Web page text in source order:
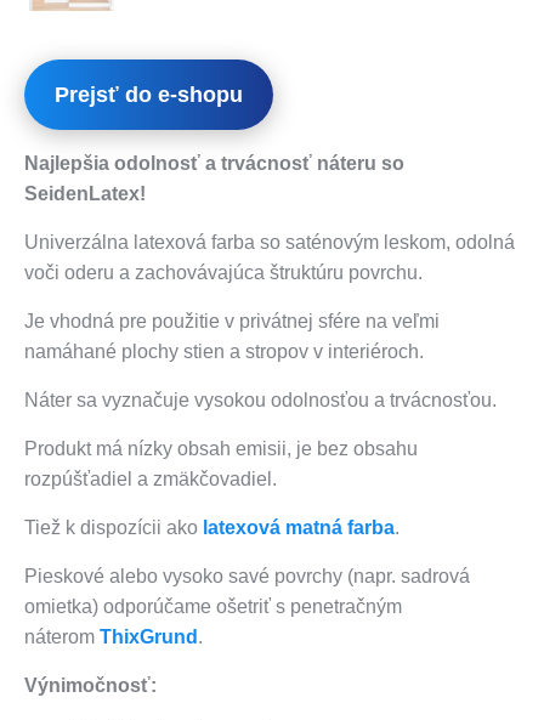
Prejsť do e-shopu
Najlepšia odolnosť a trvácnosť náteru so
SeidenLatex!
Univerzálna latexová farba so saténovým leskom, odolná
voči oderu a zachovávajúca štruktúru povrchu.
Je vhodná pre použitie v privátnej sfére na veľmi
namáhané plochy stien a stropov v interiéroch.
Náter sa vyznačuje vysokou odolnosťou a trvácnosťou.
Produkt má nízky obsah emisii, je bez obsahu
rozpúšťadiel a zmäkčovadiel.
Tiež k dispozícii ako latexová matná farba.
Pieskové alebo vysoko savé povrchy (napr. sadrová
omietka) odporúčame ošetriť s penetračným
náterom ThixGrund .
Výnimočnosť: